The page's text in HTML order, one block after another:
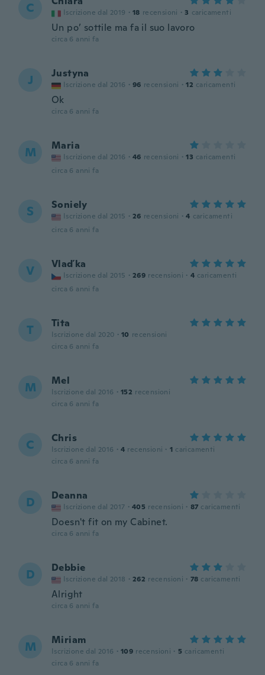
C Iscrizione dal 2019 · 18 recensioni · 3 caricamenti
Un po’ sottile ma fa il suo lavoro
circa 6 anni fa
J Justyna
Iscrizione dal 2016 · 96 recensioni · 12 caricamenti
Ok
circa 6 anni fa
M Maria
Iscrizione dal 2016 · 46 recensioni · 13 caricamenti
circa 6 anni fa
S Soniely
Iscrizione dal 2015 · 26 recensioni · 4 caricamenti
circa 6 anni fa
V Vlaďka
Iscrizione dal 2015 · 269 recensioni · 4 caricamenti
circa 6 anni fa
T Tita
Iscrizione dal 2020 · 10 recensioni
circa 6 anni fa
M Mel
Iscrizione dal 2016 · 152 recensioni
circa 6 anni fa
C Chris
Iscrizione dal 2016 · 4 recensioni · 1 caricamenti
circa 6 anni fa
D Deanna
Iscrizione dal 2017 · 405 recensioni · 87 caricamenti
Doesn't fit on my Cabinet.
circa 6 anni fa
D Debbie
Iscrizione dal 2018 · 262 recensioni · 78 caricamenti
Alright
circa 6 anni fa
M Miriam
Iscrizione dal 2016 · 109 recensioni · 5 caricamenti
circa 6 anni fa